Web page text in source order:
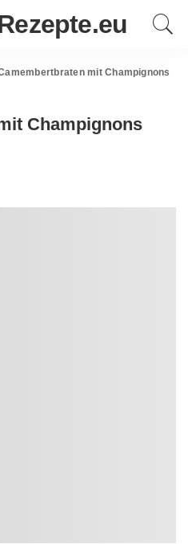
mit Champignons
Champignons